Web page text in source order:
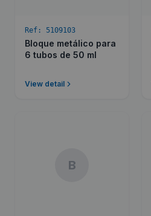
Ref: 5109103
Bloque metálico para
6 tubos de 50 ml
View detail
B